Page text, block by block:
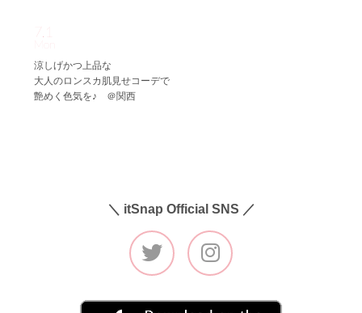
涼しげかつ上品な
大人のロンスカ肌見せコーデで
艶めく色気を♪ ＠関西
＼ itSnap Official SNS ／